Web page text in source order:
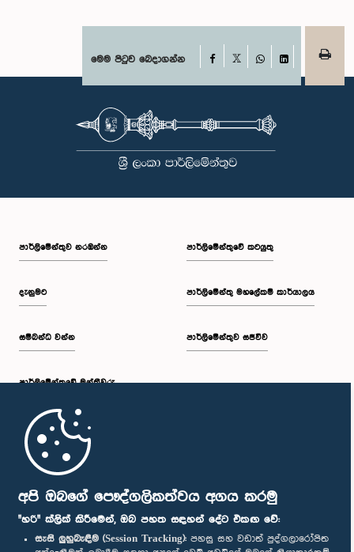
අපි ඔබගේ පෞද්ගලිකත්වය අගය කරමු
"හරි" ක්ලික් කිරීමෙන්, ඔබ පහත සඳහන් දේට එකඟ වේ:
සැසි ලුහුබැඳීම (Session Tracking): පහසු සහ වඩාත් පුද්ගලාරෝපිත
මෙම පිටුව බෙදාගන්න Facebook
WhatsAppLinkedIn
පාර්ලි‌මේන්තුව නරඹන්න
දැනුමට
සම්බන්ධ වන්න
පාර්ලි‌මේන්තුවේ මන්ත්‍රීවරු
මුල් පිටුව
පාර්ලිමේන්තුවේ කටයුතු
පාර්ලිමේන්තු මහලේකම් කාර්යාලය
පාර්ලිමේන්තුව සජීවීව
පාර්ලිමේන්තු ජංගම යෙදුම